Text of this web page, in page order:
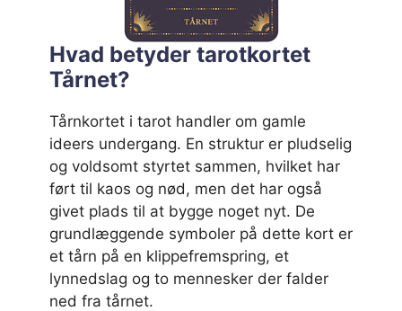
Hvad betyder tarotkortet
Tårnet?
Tårnkortet i tarot handler om gamle
ideers undergang. En struktur er pludselig
og voldsomt styrtet sammen, hvilket har
ført til kaos og nød, men det har også
givet plads til at bygge noget nyt. De
grundlæggende symboler på dette kort er
et tårn på en klippefremspring, et
lynnedslag og to mennesker der falder
ned fra tårnet.